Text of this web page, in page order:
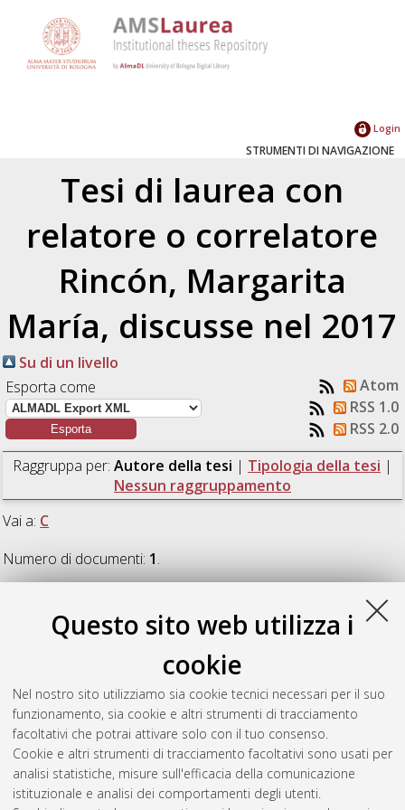
Questo sito web utilizza i
cookie
Nel nostro sito utilizziamo sia cookie tecnici necessari per il suo
funzionamento, sia cookie e altri strumenti di tracciamento
facoltativi che potrai attivare solo con il tuo consenso.
Cookie e altri strumenti di tracciamento facoltativi sono usati per
analisi statistiche, misure sull'efficacia della comunicazione
istituzionale e analisi dei comportamenti degli utenti.
Login
STRUMENTI DI NAVIGAZIONE
Tesi di laurea con
relatore o correlatore
Rincón, Margarita
María, discusse nel 2017
Su di un livello
Esporta come
Atom
RSS 1.0
RSS 2.0
Raggruppa per: Autore della tesi | Tipologia della tesi |
Nessun raggruppamento
Vai a: C
Numero di documenti: 1.
Benchmarking the ability of different
dynamics of small pelagics.[Laurea magistrale], Università di
Bologna, Corso di Studio in Biologia marina [LM-DM270] -
Ravenna, Documento full-text non disponibile
Questa lista e' stata generata ilThu Aug 6 22:56:15 2026